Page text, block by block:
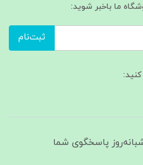
ما باخبر شوید:
ثبت‌نام
، ۲۴ ساعت شبانه‌روز پاسخگوی شما